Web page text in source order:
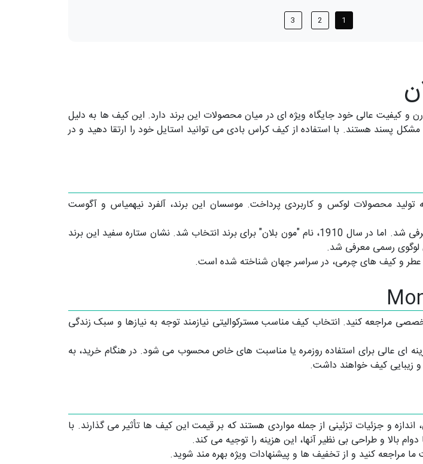
1
2
3
کیفیت عالی خود جایگاه ویژه ای در میان محصولات این برند دارد. این کیف ها به دلیل
پسند هستند. با استفاده از کیف کراس بادی می توانید استایل خود را ارتقا دهید و در
همان ابتدا به تولید محصولات لوکس و کاربردی پرداخت. موسسان این برند، آلفرد نیهمیاس و آگوست
نخستین محصول این شرکت خودکاری به نام سیمپلو فیلر بود که در سال 1908 معرفی شد. اما در سال 1910، نام "مون بلان" برای برند انتخاب شد. نشان ستاره سفید این برند
عطر و کیف های چرمی، در سراسر جهان شناخته شده است.
مراجعه کنید. انتخاب کیف مناسب مسترکوالیتی نیازمند توجه به نیازها و سبک زندگی
ای عالی برای استفاده روزمره یا مناسبت های خاص محسوب می شود. در هنگام خرید، به
زیبایی کیف خواهند داشت.
و جزئیات تزئینی از جمله مواردی هستند که بر قیمت این کیف ها تأثیر می گذارند. با
بالا و طراحی بی نظیر آنها، این هزینه را توجیه می کند.
مراجعه کنید و از تخفیف ها و پیشنهادات ویژه بهره مند شوید.